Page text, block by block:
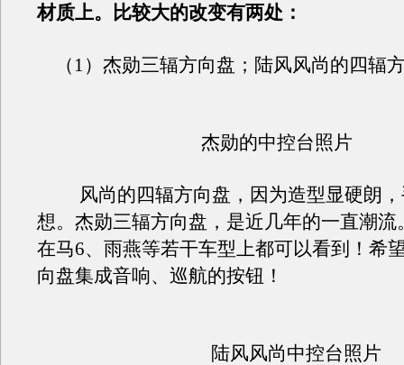
材质上。比较大的改变有两处：
（1）杰勋三辐方向盘；陆风风尚的四辐
杰勋的中控台照片
风尚的四辐方向盘，因为造型显硬朗，
想。杰勋三辐方向盘，是近几年的一直潮流
在马6、雨燕等若干车型上都可以看到！希
向盘集成音响、巡航的按钮！
陆风风尚中控台照片